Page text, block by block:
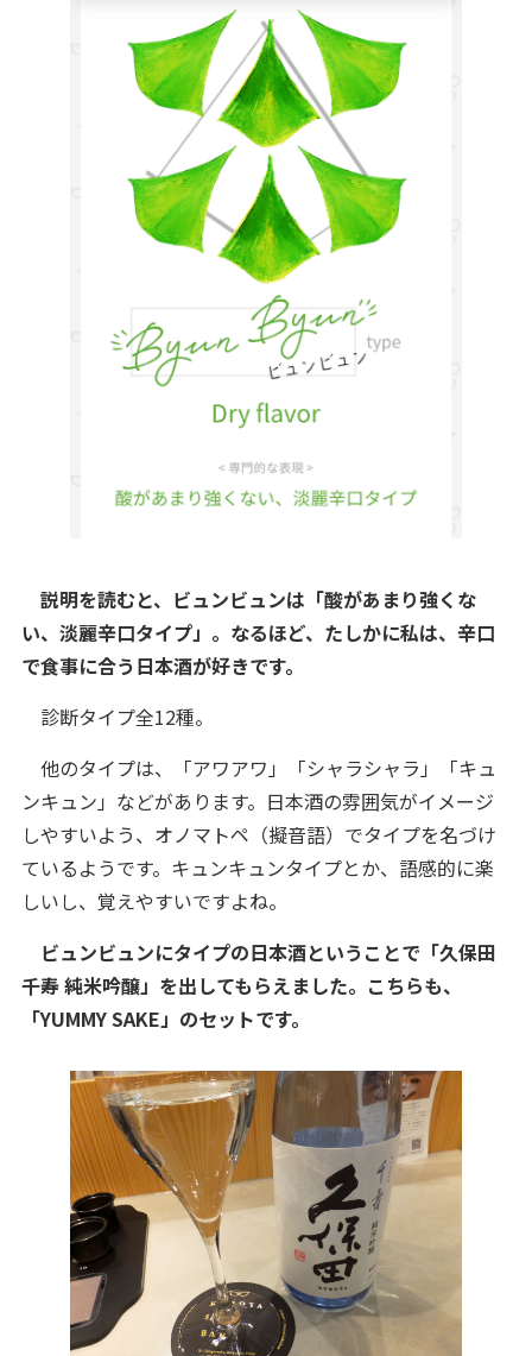
説明を読むと、ビュンビュンは「酸があまり強くな
い、淡麗辛口タイプ」。なるほど、たしかに私は、辛口
で食事に合う日本酒が好きです。
診断タイプ全12種。
他のタイプは、「アワアワ」「シャラシャラ」「キュ
ンキュン」などがあります。日本酒の雰囲気がイメージ
しやすいよう、オノマトペ（擬音語）でタイプを名づけ
ているようです。キュンキュンタイプとか、語感的に楽
しいし、覚えやすいですよね。
ビュンビュンにタイプの日本酒ということで「久保田
千寿 純米吟醸」を出してもらえました。こちらも、
「YUMMY SAKE」のセットです。